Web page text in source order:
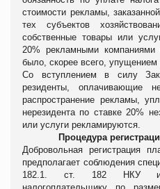
стоимости рекламы,
тех субъектов
собственные товары или
20% рекламными
было, скорее всего, упущением
Со вступлением в силу
резиденты, оплачивающие
распространение рекламы,
нерезидента по ставке 20%
или услуги рекламируются.
Процедура
Добровольная регистрация
предполагает соблюдения
182.1. ст. 182 НКУ